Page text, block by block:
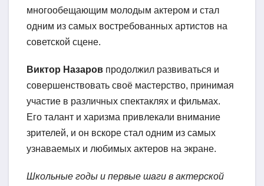
многообещающим молодым актером и стал
одним из самых востребованных артистов на
советской сцене.
Виктор Назаров продолжил развиваться и
совершенствовать своё мастерство, принимая
участие в различных спектаклях и фильмах.
Его талант и харизма привлекали внимание
зрителей, и он вскоре стал одним из самых
узнаваемых и любимых актеров на экране.
Школьные годы и первые шаги в актерской